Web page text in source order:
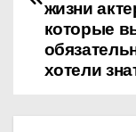
в
а
жизни
которые
хотели